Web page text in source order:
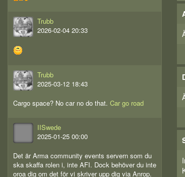
Trubb
2026-02-04 20:33
Trubb
2025-03-12 18:43
Cargo space? No car no do that. Car go road
IISwede
2025-01-25 00:00
Det är Arma community events servern som du
ska skaffa rolen i, inte AFI. Dock behöver du inte
oroa dig om det för vi skriver upp dig via Anrop.